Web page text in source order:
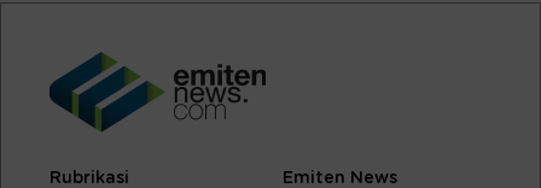
Rubrikasi Emiten News